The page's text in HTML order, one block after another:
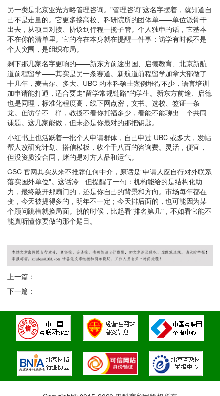
另一类是北京亚光方略管理咨询。 "管理咨询"这名字摆着，就知道自
己不是走量的。它更多接高校、科研院所的团体单——单位派骨干
出去，从项目对接、协议到行程一揽子管。个人独申的话，它基本
不在你的清单里。它的存在本身就在提醒一件事：访学有时候不是
个人突围，是组织布局。
剩下那几家名字更响的——新东方前途出国、启德教育、北京新航
道前程留学——其实是另一条赛道。新航道前程留学加拿大部做了
十几年，麦吉尔、多大、 UBC 的本科硕士案例堆得不少，语言培训
加申请能打通，适合要走"留学常规链路"的学生。新东方前途、启德
也是同理，标准化程度高，线下网点密，文书、选校、签证一条
龙。但访学不一样，教授不看你托福多少，看能不能聊出一个共同
课题。这几家能做，但未必是你最对的那把钥匙。
小红书上也活跃着一批个人申请群体，自己申过 UBC 或多大，发帖
帮人改研究计划、搭信模板，收个千八百的咨询费。灵活，便宜，
但没资质没合同，赌的是对方人品和运气。
CSC 官网其实从来不推荐任何中介，原话是"申请人应自行对外联系
落实国外单位"。这话冷，但提醒了一句：机构能给的是结构化助
力，最终敲开那扇门的，还是你自己的背景和方向。市场每年都在
变，今天被提得多的，明年不一定；今天排后面的，也可能因为某
个顾问跳槽就换局面。挑的时候，比起看"排名第几" ，不如看它能不
能真听懂你要做的那个题目。
上一篇：
下一篇：